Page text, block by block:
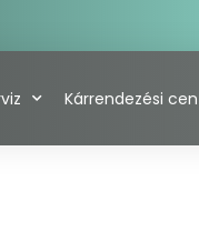
Kárrendezési